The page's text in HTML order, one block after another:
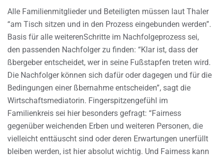
Alle Familienmitglieder und Beteiligten müssen laut Thaler
“am Tisch sitzen und in den Prozess eingebunden werden”.
Basis für alle weiterenSchritte im Nachfolgeprozess sei,
den passenden Nachfolger zu finden: “Klar ist, dass der
ßbergeber entscheidet, wer in seine Fußstapfen treten wird.
Die Nachfolger können sich dafür oder dagegen und für die
Bedingungen einer ßbernahme entscheiden”, sagt die
Wirtschaftsmediatorin. Fingerspitzengefühl im
Familienkreis sei hier besonders gefragt: “Fairness
gegenüber weichenden Erben und weiteren Personen, die
vielleicht enttäuscht sind oder deren Erwartungen unerfüllt
bleiben werden, ist hier absolut wichtig. Und Fairness kann